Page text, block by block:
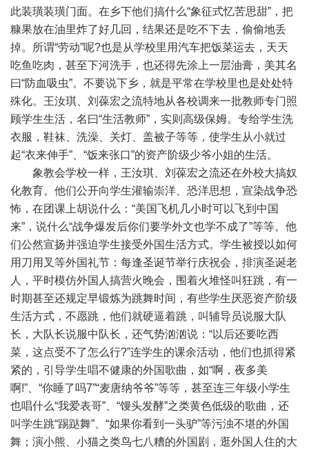
此装璜装璜门面。在乡下他们搞什么“象征式忆苦思甜”，把
糠果放在油里炸了好几回，结果还是吃不下去，偷偷地丢
掉。所谓“劳动”呢?也是从学校里用汽车把饭菜运去，天天
吃鱼吃肉，甚至下河洗手，也还得先涂上一层油膏，美其名
曰“防血吸虫”。不要说下乡，就是平常在学校里也是处处特
殊化。王汝琪、刘葆宏之流特地从各校调来一批教师专门照
顾学生生活，名曰“生活教师”，实则高级保姆。专给学生洗
衣服，鞋袜、洗澡、关灯、盖被子等等，使学生从小就过
起“衣来伸手”、“饭来张口”的资产阶级少爷小姐的生活。
象教会学校一样，王汝琪、刘葆宏之流还在外校大搞奴
化教育。他们公开向学生灌输崇洋、恐洋思想，宣染战争恐
怖，在团课上胡说什么：“美国飞机几小时可以飞到中国
来”，说什么“战争爆发后你们要学外文也学不成了”等等。他
们公然宣扬并强迫学生接受外国生活方式。学生被授以如何
用刀用叉等外国礼节：每逢圣诞节举行庆祝会，排演圣诞老
人，平时模仿外国人搞营火晚会，围着火堆怪叫狂跳，有一
时期甚至还规定早锻炼为跳舞时间，有些学生厌恶资产阶级
生活方式，不愿跳，他们就硬逼着跳，叫辅导员说服大队
长，大队长说服中队长，还气势汹汹说：“以后还要吃西
菜，这点受不了怎么行?”连学生的课余活动，他们也抓得紧
紧的，引导学生唱不健康的外国歌曲，如“啊，夜多美
啊!”、“你睡了吗7”“麦唐纳爷爷”等等，甚至连三年级小学生
也唱什么“我爱表哥”、“馒头发酵”之类黄色低级的歌曲，还
叫学生跳“踢跶舞”、“如果你看到一头驴”等污浊不堪的外国
舞；演小熊、小猫之类鸟七八糟的外国剧，逛外国人住的大